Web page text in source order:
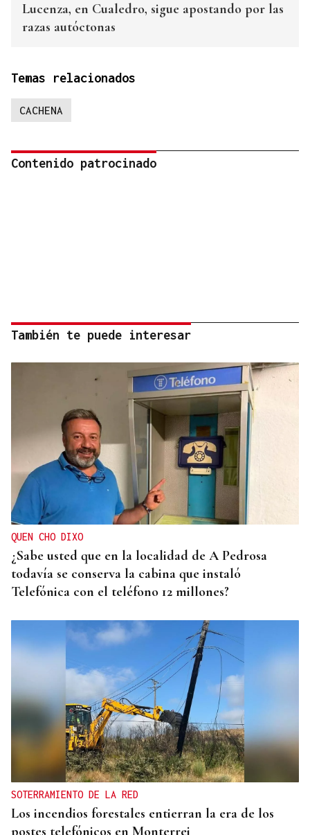
Lucenza, en Cualedro, sigue apostando por las
razas autóctonas
Temas relacionados
CACHENA
Contenido patrocinado
También te puede interesar
QUEN CHO DIXO
¿Sabe usted que en la localidad de A Pedrosa
todavía se conserva la cabina que instaló
Telefónica con el teléfono 12 millones?
SOTERRAMIENTO DE LA RED
Los incendios forestales entierran la era de los